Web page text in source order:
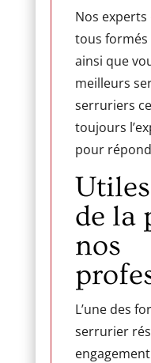
Nos
tous formés
ainsi que
meilleurs
serruriers
toujours
pour
de la
nos
L’une des
serrurier